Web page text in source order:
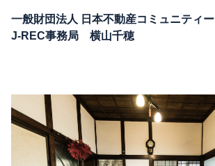
一般財団法人 日本不動産コミュニティー
J-REC事務局 横山千穂